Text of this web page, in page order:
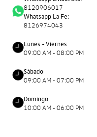
8120906017
Whatsapp La Fe:
8126974043
Lunes - Viernes
09:00 AM - 08:00 PM
Sábado
09:00 AM - 07:00 PM
Domingo
10:00 AM - 06:00 PM